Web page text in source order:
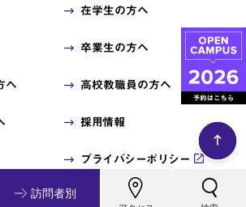
在学生の方へ
卒業生の方へ
へ 高校教職員の方へ
採用情報
プライバシーポリシー
© 2014 Tenri University
訪問者別